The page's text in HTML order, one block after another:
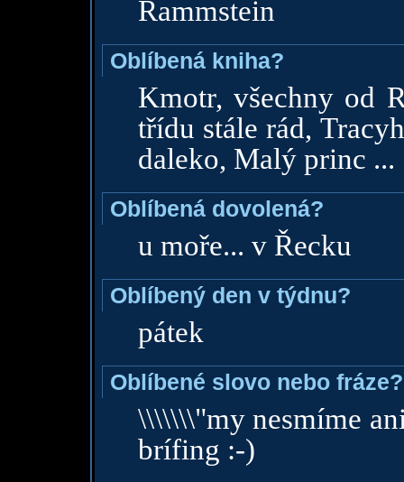
Rammstein
Oblíbená kniha?
Kmotr, všechny od
třídu stále rád,
daleko, Malý princ ...
Oblíbená dovolená?
u moře... v Řecku
Oblíbený den v týdnu?
pátek
Oblíbené slovo nebo fráze?
\\\\\\\"my nesmíme
brífing :-)